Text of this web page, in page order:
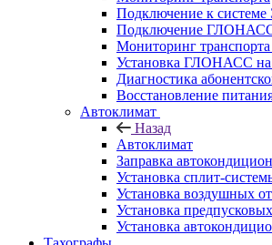
Подключение к
Подключение
Мониторинг
Установка ГЛОНАСС на
Диагностика
Восстановление
Автоклимат
Назад
Автоклимат
Заправка
Установка сплит-
Установка воздушных
Установка
Установка